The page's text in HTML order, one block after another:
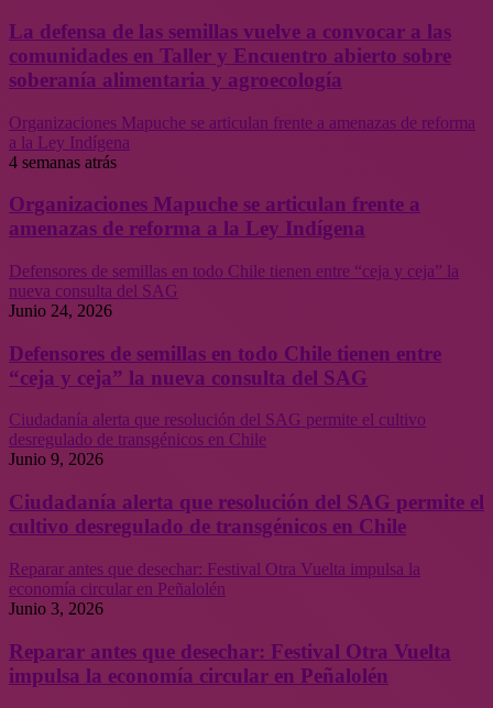
La defensa de las semillas vuelve a convocar a las
comunidades en Taller y Encuentro abierto sobre
soberanía alimentaria y agroecología
Organizaciones Mapuche se articulan frente a amenazas de reforma
a la Ley Indígena
4 semanas atrás
Organizaciones Mapuche se articulan frente a
amenazas de reforma a la Ley Indígena
Defensores de semillas en todo Chile tienen entre “ceja y ceja” la
nueva consulta del SAG
Junio 24, 2026
Defensores de semillas en todo Chile tienen entre
“ceja y ceja” la nueva consulta del SAG
Ciudadanía alerta que resolución del SAG permite el cultivo
desregulado de transgénicos en Chile
Junio 9, 2026
Ciudadanía alerta que resolución del SAG permite el
cultivo desregulado de transgénicos en Chile
Reparar antes que desechar: Festival Otra Vuelta impulsa la
economía circular en Peñalolén
Junio 3, 2026
Reparar antes que desechar: Festival Otra Vuelta
impulsa la economía circular en Peñalolén